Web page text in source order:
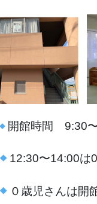
開館時間 9:30
12:30〜14:00は
０歳児さんは開